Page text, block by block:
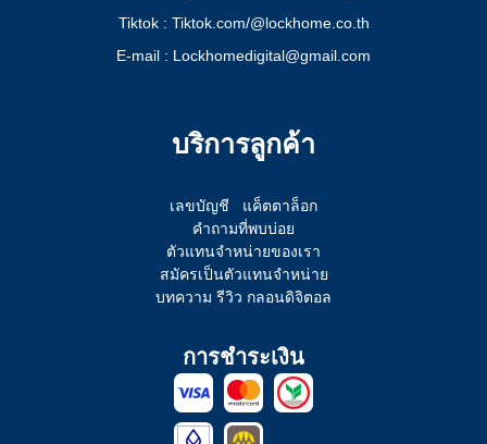
Tiktok : Tiktok.com/@lockhome.co.th
E-mail : Lockhomedigital@gmail.com
บริการลูกค้า
เลขบัญชี
แค็ตตาล็อก
คำถามที่พบบ่อย
ตัวแทนจำหน่ายของเรา
สมัครเป็นตัวแทนจำหน่าย
บทความ รีวิว กลอนดิจิตอล
การชำระเงิน